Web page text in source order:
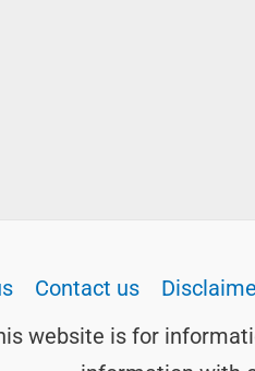
Contact us
website is for